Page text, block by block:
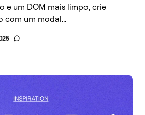
e um DOM mais limpo, crie
com um modal...